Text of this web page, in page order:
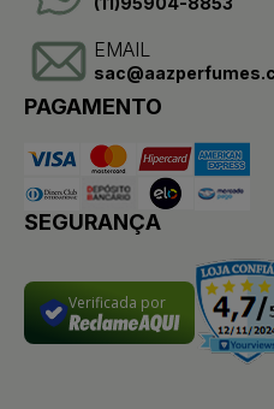
EMAIL
PAGAMENTO
SEGURANÇA
Verificada por